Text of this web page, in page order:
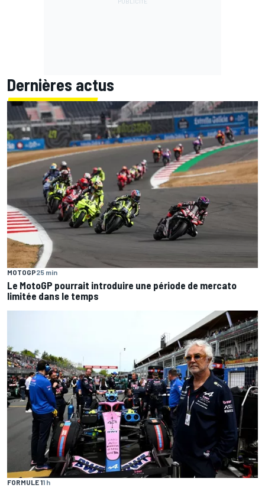
Dernières actus
MOTOGP25 min
Le MotoGP pourrait introduire une période de mercato
limitée dans le temps
FORMULE 11 h